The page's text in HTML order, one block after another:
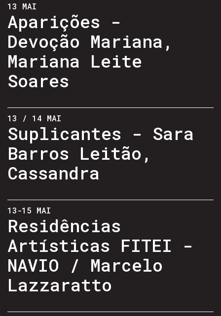
13 MAI
Aparições -
Devoção Mariana,
Mariana Leite
Soares
13 / 14 MAI
Suplicantes - Sara
Barros Leitão,
Cassandra
13-15 MAI
Residências
Artísticas FITEI -
NAVIO / Marcelo
Lazzaratto